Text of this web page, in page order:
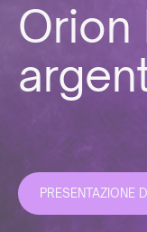
PRESENTAZIONE